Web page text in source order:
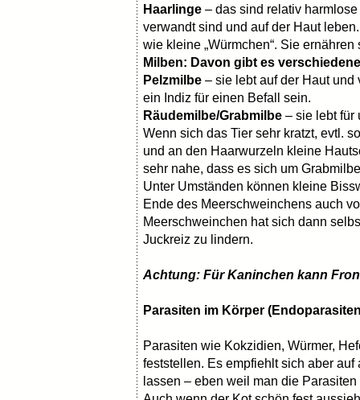
Haarlinge – das sind relativ
verwandt sind und auf der Haut
wie kleine „Würmchen“. Sie
Milben: Davon gibt es
Pelzmilbe – sie lebt auf der Haut und
ein Indiz für einen Befall sein.
Räudemilbe/Grabmilbe – sie lebt für
Wenn sich das Tier sehr kratzt, evtl.
und an den Haarwurzeln kleine
sehr nahe, dass es sich um
Unter Umständen können kleine
Ende des Meerschweinchens auch
Meerschweinchen hat sich dann
Juckreiz zu lindern.
Achtung: Für Kaninchen kann
Parasiten im Körper
Parasiten wie Kokzidien, Würmer,
feststellen. Es empfiehlt sich aber
lassen – eben weil man die